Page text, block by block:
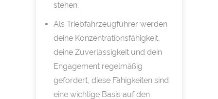
stehen.
Als Triebfahrzeugführer werden
deine Konzentrationsfähigkeit,
deine Zuverlässigkeit und dein
Engagement regelmäßig
gefordert, diese Fähigkeiten sind
eine wichtige Basis auf den